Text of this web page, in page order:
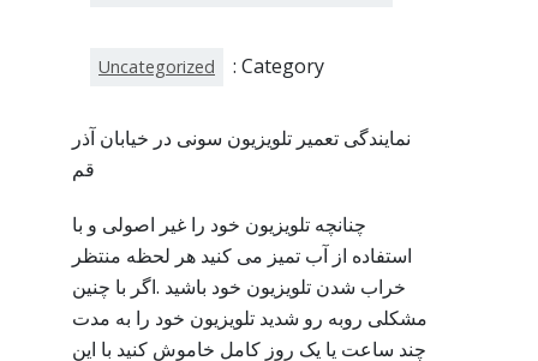
Category :
Uncategorized
نمایندگی تعمیر تلویزیون سونی در خیابان آذر
قم
چنانچه تلویزیون خود را غیر اصولی و با
استفاده از آب تمیز می کنید هر لحظه منتظر
خراب شدن تلویزیون خود باشید .اگر با چنین
مشکلی روبه رو شدید تلویزیون خود را به مدت
چند ساعت یا یک روز کامل خاموش کنید با این